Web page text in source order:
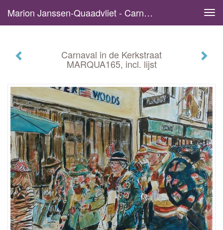
Marion Janssen-Quaadvliet - Carnaval In De Kerkstraat MARQUA165, Incl. Lijst
Carnaval in de Kerkstraat
MARQUA165, incl. lijst